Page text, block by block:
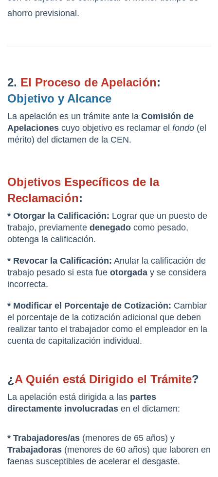
ahorro previsional.
2. El Proceso de Apelación
Objetivo y Alcance
La apelación es un trámite ante la Comisión de
Apelaciones cuyo objetivo es reclamar el fondo (el
mérito) del dictamen de la CEN.
Objetivos Específicos de la
Reclamación:
* Otorgar la Calificación: Lograr que un puesto de
trabajo, previamente denegado como pesado,
obtenga la calificación.
* Revocar la Calificación: Anular la calificación de
trabajo pesado si esta fue otorgada y se considera
incorrecta.
* Modificar el Porcentaje de Cotización: Cambiar
el porcentaje de la cotización adicional que deben
realizar tanto el trabajador como el empleador en la
cuenta de capitalización individual.
¿ A Quién está Dirigido el Trámite?
La apelación está dirigida a las partes
directamente involucradas en el dictamen:
* Trabajadores/as
Trabajadoras (menores de 60 años) que laboren en
faenas susceptibles de acelerar el desgaste.